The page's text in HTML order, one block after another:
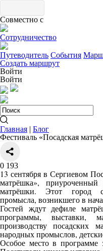
Совместно с
Сотрудничество
Путеводитель События
Создать маршрут
Войти
Войти
Главная | Блог
Фестиваль «Посадская
0 193
13 сентября в Сергиевом
матрёшка»,
матрёшки. Этот город
промысла, возникшего в
Гостей ждут дефиле
программы, выставки,
производству посадских
народных промыслов,
Особое место в программе